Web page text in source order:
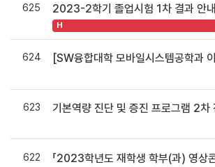
625 2023-2학기 졸업시험 1차 결과 안내
H
624
623
622